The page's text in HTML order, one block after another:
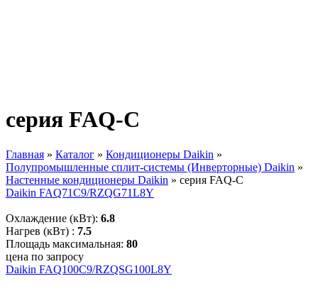
серия FAQ-C
Вы здесь
Главная » Каталог » Кондиционеры Daikin »
Полупромышленные сплит-системы (Инверторные) Daikin »
Настенные кондиционеры Daikin » серия FAQ-C
Daikin FAQ71C9/RZQG71L8Y
Охлаждение (кВт): 6.8
Нагрев (кВт) : 7.5
Площадь максимальная: 80
цена по запросу
Daikin FAQ100C9/RZQSG100L8Y